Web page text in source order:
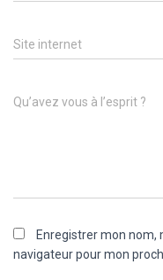
Site internet
Qu’avez vous à l’esprit ?
Enregistrer mon nom,
navigateur pour mon